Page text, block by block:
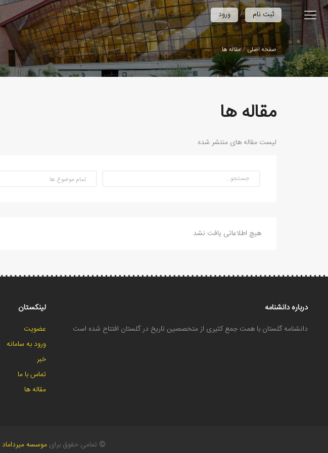
ورود / ثبت نام
صفحه اصلی مقاله ها
مقاله ها
لیست مقاله های منتشر شده
هیچ اطلاعاتی یافت نشد
درباره دانشنامه
دانشنامه گلستان با همت جمع کثیری از متخصصین تاریخ در گلستان افتتاح شده است
لینکستان
عضویت
ورود به سامانه
خبر
تماس با ما
مقاله ها
© تمامی حقوق برای موسسه میرداماد